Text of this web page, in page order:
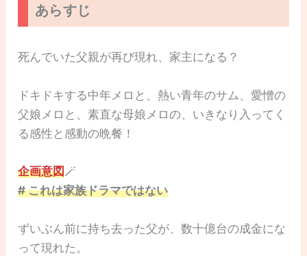
あらすじ
死んでいた父親が再び現れ、家主になる？
ドキドキする中年メロと、熱い青年のサム、愛憎の
父娘メロと、素直な母娘メロの、いきなり入ってく
る感性と感動の晩餐！
企画意図🪄
# これは家族ドラマではない
ずいぶん前に持ち去った父が、数十億台の成金にな
って現れた。